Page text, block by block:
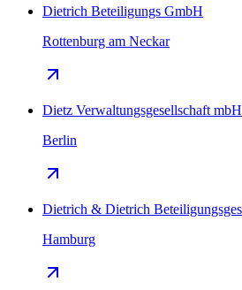
Dietrich Beteiligungs GmbH
Rottenburg am Neckar
Dietz Verwaltungsgesellschaft mbH
Berlin
Dietrich & Dietrich
Hamburg